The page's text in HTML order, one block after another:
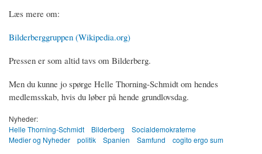
Læs mere om:
Bilderberggruppen (Wikipedia.org)
Pressen er som altid tavs om Bilderberg.
Men du kunne jo spørge Helle Thorning-Schmidt om hendes
medlemsskab, hvis du løber på hende grundlovsdag.
Nyheder:
Helle Thorning-Schmidt
Bilderberg
Socialdemokraterne
Medier og Nyheder
politik Spanien Samfund cogito ergo sum